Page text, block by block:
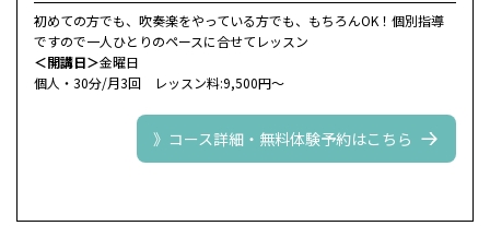
初めての方でも、吹奏楽をやっている方でも、もちろんOK！個別指導
ですので一人ひとりのペースに合せてレッスン
＜開講日＞金曜日
個人・30分/月3回 レッスン料:9,500円～
》コース詳細・無料体験予約はこちら